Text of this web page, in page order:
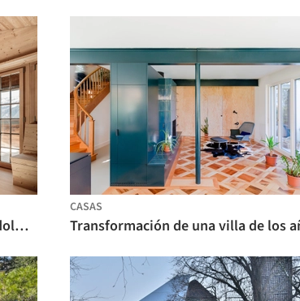
Restauración casa de vacaciones / dolmus Architekten
CASAS